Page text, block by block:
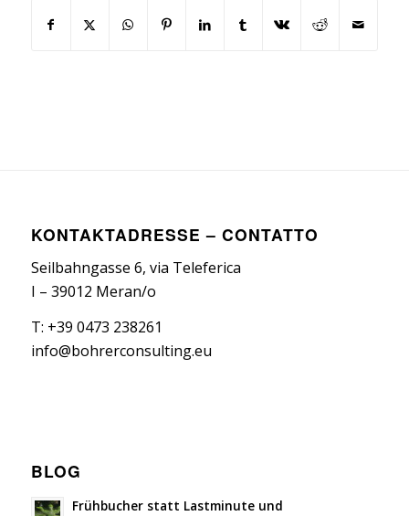
KONTAKTADRESSE – CONTATTO
Seilbahngasse 6, via Teleferica
I – 39012 Meran/o
T: +39 0473 238261
info@bohrerconsulting.eu
BLOG
Frühbucher statt Lastminute und